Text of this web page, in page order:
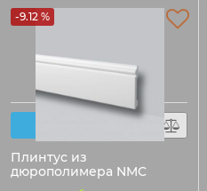
-9.12 %
Плинтус из
дюрополимера NMC
WALLSTYL FL2